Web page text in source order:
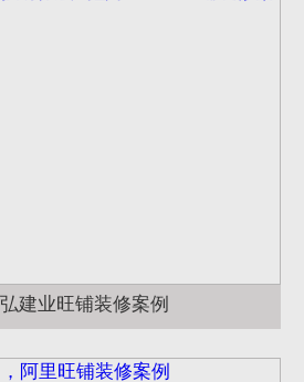
建业旺铺装修案例